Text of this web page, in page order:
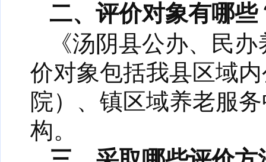
二、评价对象有哪些
《汤阴县公办、民
价对象包括我县区域
院）、镇区域养老服
构。